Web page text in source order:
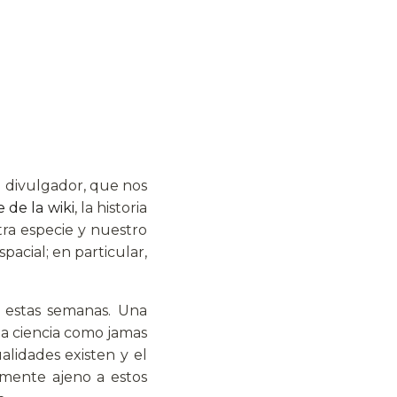
divulgador, que nos
de la wiki, la historia
especie y nuestro
en particular,
semanas. Una
ciencia como jamas
existen y el
ajeno a estos